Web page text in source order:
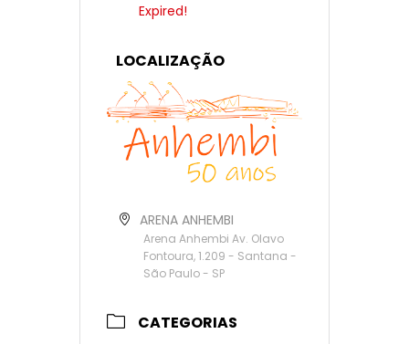
Expired!
LOCALIZAÇÃO
ARENA ANHEMBI
Arena Anhembi Av. Olavo
Fontoura, 1.209 - Santana -
São Paulo - SP
CATEGORIAS